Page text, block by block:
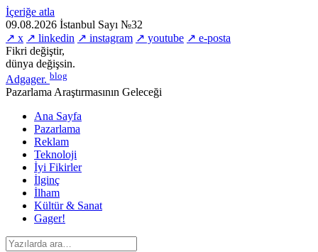
İçeriğe atla
09.08.2026 İstanbul Sayı №32
↗ x ↗ linkedin ↗ instagram ↗ youtube ↗ e-posta
Fikri değiştir,
dünya değişsin.
Adgager. blog
Pazarlama Araştırmasının Geleceği
Ana Sayfa
Pazarlama
Reklam
Teknoloji
İyi Fikirler
İlginç
İlham
Kültür & Sanat
Gager!